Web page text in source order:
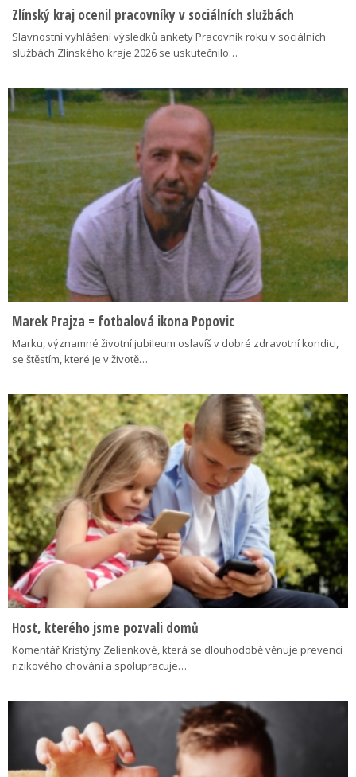
Zlínský kraj ocenil pracovníky v sociálních službách
Slavnostní vyhlášení výsledků ankety Pracovník roku v sociálních
službách Zlínského kraje 2026 se uskutečnilo…
Marek Prajza = fotbalová ikona Popovic
Marku, významné životní jubileum oslavíš v dobré zdravotní kondici,
se štěstím, které je v životě…
Host, kterého jsme pozvali domů
Komentář Kristýny Zelienkové, která se dlouhodobě věnuje prevenci
rizikového chování a spolupracuje…